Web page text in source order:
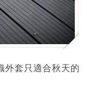
外套只適合秋天的